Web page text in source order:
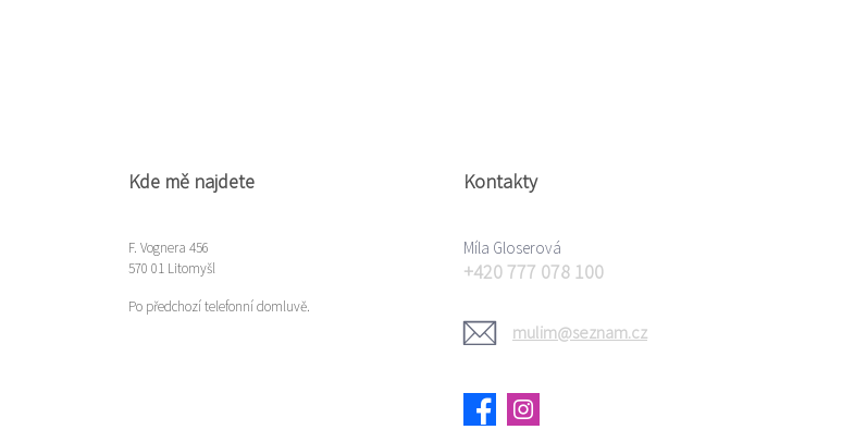
Kde mě najdete
F. Vognera 456
570 01 Litomyšl
Po předchozí telefonní domluvě.
Kontakty
Míla Gloserová
+420 777 078 100
mulim@seznam.cz